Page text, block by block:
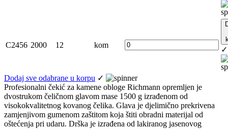
C2456 2000 12 kom
✓
Dodaj sve odabrane u korpu ✓
Profesionalni čekić za kamene obloge Richmann opremljen je
dvostrukom čeličnom glavom mase 1500 g izrađenom od
visokokvalitetnog kovanog čelika. Glava je djelimično prekrivena
zamjenjivom gumenom zaštitom koja štiti obradni materijal od
oštećenja pri udaru. Drška je izrađena od lakiranog jasenovog